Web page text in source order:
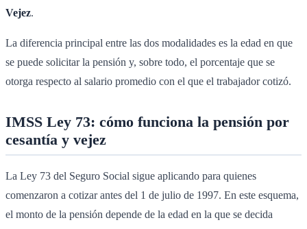
Vejez.
La diferencia principal entre las dos modalidades es la edad en que
se puede solicitar la pensión y, sobre todo, el porcentaje que se
otorga respecto al salario promedio con el que el trabajador cotizó.
IMSS Ley 73: cómo funciona la pensión por
cesantía y vejez
La Ley 73 del Seguro Social sigue aplicando para quienes
comenzaron a cotizar antes del 1 de julio de 1997. En este esquema,
el monto de la pensión depende de la edad en la que se decida